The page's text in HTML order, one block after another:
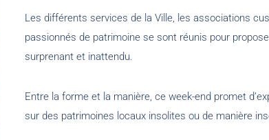
Les différents services de la Ville, les associations
passionnés de patrimoine se sont réunis pour
surprenant et inattendu.
Entre la forme et la manière, ce week-end promet
sur des patrimoines locaux insolites ou de manière